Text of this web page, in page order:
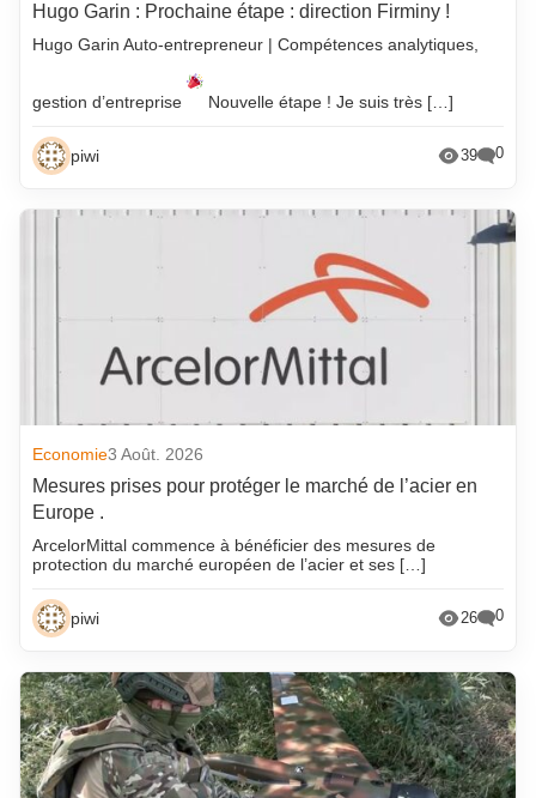
Hugo Garin : Prochaine étape : direction Firminy !
Hugo Garin Auto-entrepreneur | Compétences analytiques,
gestion d’entreprise Nouvelle étape ! Je suis très […]
piwi 39 0
Economie3 Août. 2026
Mesures prises pour protéger le marché de l’acier en
Europe .
ArcelorMittal commence à bénéficier des mesures de
protection du marché européen de l’acier et ses […]
piwi 26 0